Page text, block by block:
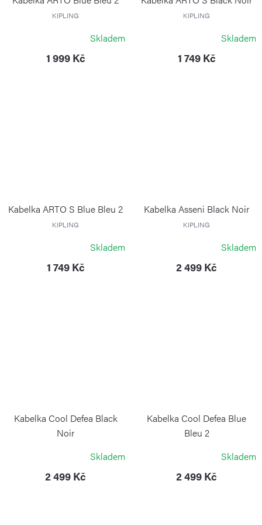
KIPLING
Skladem
1 999 Kč
KIPLING
Skladem
1 749 Kč
Kabelka ARTO S Blue Bleu 2
KIPLING
Skladem
1 749 Kč
Kabelka Asseni Black Noir
KIPLING
Skladem
2 499 Kč
Kabelka Cool Defea Black
Noir
Skladem
2 499 Kč
Kabelka Cool Defea Blue
Bleu 2
Skladem
2 499 Kč